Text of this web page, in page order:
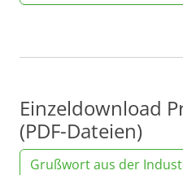
Einzeldownload
(PDF-Dateien)
Grußwort aus der